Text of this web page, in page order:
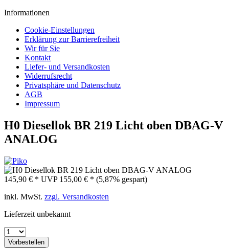
Informationen
Cookie-Einstellungen
Erklärung zur Barrierefreiheit
Wir für Sie
Kontakt
Liefer- und Versandkosten
Widerrufsrecht
Privatsphäre und Datenschutz
AGB
Impressum
H0 Diesellok BR 219 Licht oben DBAG-V
ANALOG
145,90 € * UVP 155,00 € * (5,87% gespart)
inkl. MwSt. zzgl. Versandkosten
Lieferzeit unbekannt
Vorbestellen